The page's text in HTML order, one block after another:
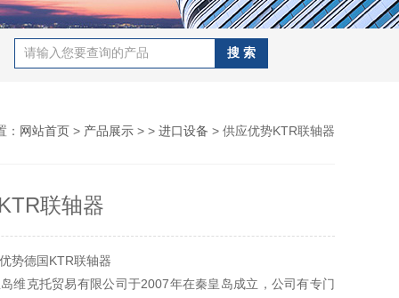
： 网站首页 > 产品展示 > > 进口设备 > 供应优势KTR联轴器
联轴器
势德国KTR联轴器
维克托贸易有限公司于2007年在秦皇岛成立，公司有专门